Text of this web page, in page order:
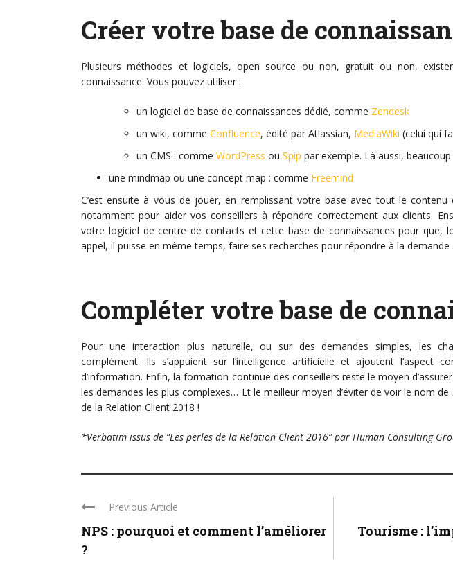
Créer votre base de
Plusieurs méthodes et logiciels, open source ou non, gratuit ou non,
connaissance. Vous pouvez utiliser :
un logiciel de base de connaissances dédié, comme Zendesk
un wiki, comme Confluence, édité par Atlassian, MediaWiki (celui qui
un CMS : comme WordPress ou Spip par exemple. Là aussi,
une mindmap ou une concept map : comme Freemind
C’est ensuite à vous de jouer, en remplissant votre base avec tout le contenu
notamment pour aider vos conseillers à répondre correctement aux clients.
votre logiciel de centre de contacts et cette base de connaissances pour que,
appel, il puisse en même temps, faire ses recherches pour répondre à la demande
Compléter votre base de
Pour une interaction plus naturelle, ou sur des demandes simples, les
complément. Ils s’appuient sur l’intelligence artificielle et ajoutent l’aspect
d’information. Enfin, la formation continue des conseillers reste le moyen
les demandes les plus complexes… Et le meilleur moyen d’éviter de voir le nom
de la Relation Client 2018 !
*Verbatim issus de “Les perles de la Relation Client 2016” par Human Consulting
Previous Article
NPS : pourquoi et comment l’améliorer
?
Tourisme :